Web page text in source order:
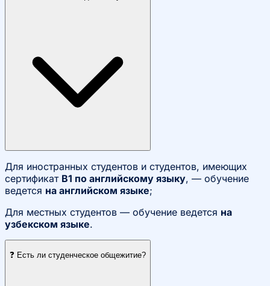
Для иностранных студентов и студентов, имеющих
сертификат B1 по английскому языку, — обучение
ведется на английском языке;
Для местных студентов — обучение ведется на
узбекском языке.
❓ Есть ли студенческое общежитие?